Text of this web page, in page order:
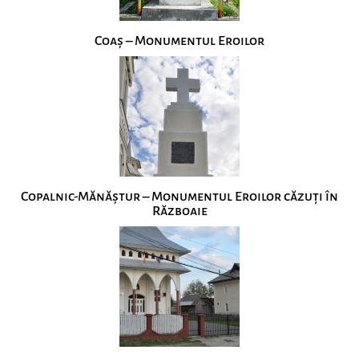
Coaș – Monumentul Eroilor
Copalnic-Mănăștur – Monumentul Eroilor căzuți în
Războaie